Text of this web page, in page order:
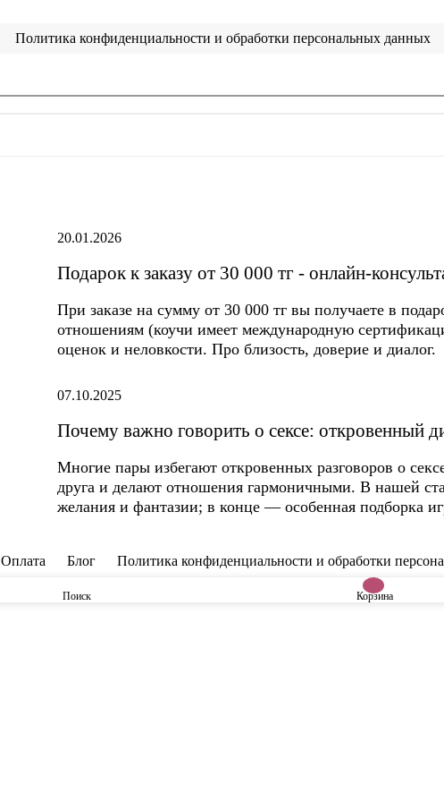
Политика конфиденциальности и обработки персональных данных
Подарок к заказу от 30 000 тг - онлайн-
При заказе на сумму от 30 000 тг вы получаете в
отношениям (коучи имеет международную
оценок и неловкости. Про близость, доверие и диалог.
20.01.2026
Почему важно говорить о сексе: откровенный
Многие пары избегают откровенных разговоров о
друга и делают отношения гармоничными. В нашей
желания и фантазии; в конце — особенная подборка
07.10.2025
Оплата Блог Политика конфиденциальности и обработки
Поиск Корзина